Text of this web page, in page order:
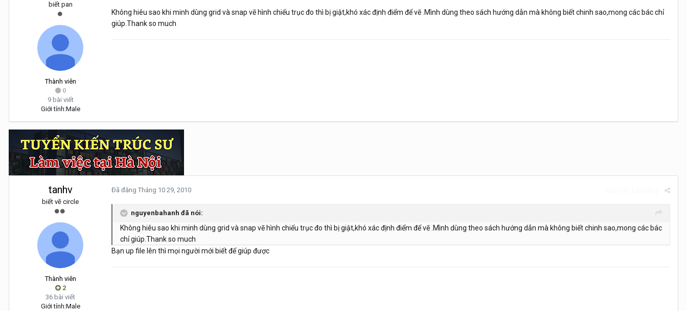
biết pan
Thành viên
0
9 bài viết
Giới tính:Male
Không hiêu sao khi minh dùng grid và snap vẽ hình chiếu trục đo thì bị giật,khó xác định điểm để vẽ .Mình dùng theo sách hướng dẫn mà không biết chinh sao,mong các bác chỉ
giúp.Thank so much
tanhv
biết vẽ circle
Thành viên
2
36 bài viết
Giới tính:Male
Đã đăng Tháng 10 29, 2010
nguyenbahanh đã nói:
Không hiêu sao khi minh dùng grid và snap vẽ hình chiếu trục đo thì bị giật,khó xác định điểm để vẽ .Mình dùng theo sách hướng dẫn mà không biết chinh sao,mong các bác
chỉ giúp.Thank so much
Bạn up file lên thì mọi người mới biết để giúp được